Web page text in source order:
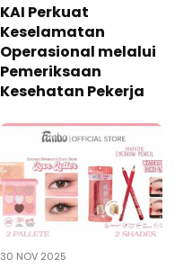
KAI Perkuat
Keselamatan
Operasional melalui
Pemeriksaan
Kesehatan Pekerja
30 NOV 2025